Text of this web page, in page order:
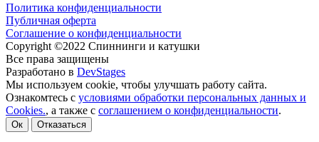
Политика конфиденциальности
Публичная оферта
Соглашение о конфиденциальности
Copyright ©2022 Спиннинги и катушки
Все права защищены
Разработано в DevStages
Мы используем cookie, чтобы улучшать работу сайта.
Ознакомтесь с условиями обработки персональных данных и
Cookies., а также с соглашением о конфиденциальности.
Ок Отказаться